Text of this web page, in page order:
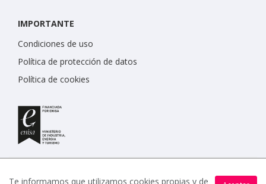
IMPORTANTE
Condiciones de uso
Política de protección de datos
Política de cookies
Te informamos que utilizamos cookies propias y de